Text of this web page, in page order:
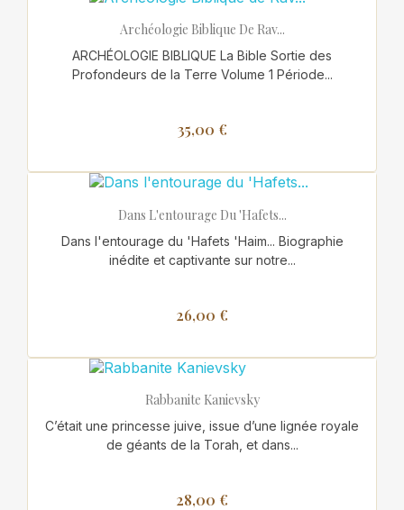
Archéologie Biblique De Rav...
ARCHÉOLOGIE BIBLIQUE La Bible Sortie des
Profondeurs de la Terre Volume 1 Période...
35,00 €
Dans L'entourage Du 'Hafets...
Dans l'entourage du 'Hafets 'Haim... Biographie
inédite et captivante sur notre...
26,00 €
Rabbanite Kanievsky
C’était une princesse juive, issue d’une lignée royale
de géants de la Torah, et dans...
28,00 €